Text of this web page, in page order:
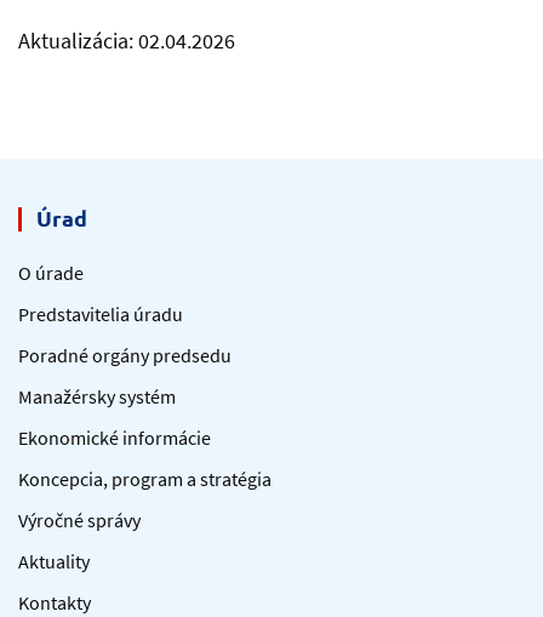
Aktualizácia: 02.04.2026
Úrad
O úrade
Predstavitelia úradu
Poradné orgány predsedu
Manažérsky systém
Ekonomické informácie
Koncepcia, program a stratégia
Výročné správy
Aktuality
Kontakty